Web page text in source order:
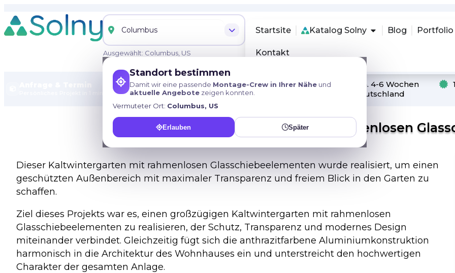
Ausgewählt: Columbus, US
Standort bestimmen
Damit wir eine passende Montage-Crew in Ihrer Näheund
aktuelle Angebotezeigen konnten.
Vermuteter Ort: Columbus, US
Erlauben Später
Startsite Katalog Solny Blog Portfolio
Kontakt
Versand innerhalb von Deutschland ca. 4-6 Wochen
Hergestellt in Deutschland
Exklusiver Kaltwintergarten mit rahmenlosen
Dieser Kaltwintergarten mit rahmenlosen Glasschiebeelementen wurde realisiert, um einen
geschützten Außenbereich mit maximaler Transparenz und freiem Blick in den Garten zu
schaffen.
Ziel dieses Projekts war es, einen großzügigen Kaltwintergarten mit rahmenlosen
Glasschiebeelementen zu realisieren, der Schutz, Transparenz und modernes Design
miteinander verbindet. Gleichzeitig fügt sich die anthrazitfarbene Aluminiumkonstruktion
harmonisch in die Architektur des Wohnhauses ein und unterstreicht den hochwertigen
Charakter der gesamten Anlage.